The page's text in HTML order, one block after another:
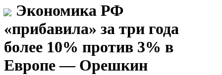
Экономика РФ
«прибавила» за три года
более 10% против 3% в
Европе — Орешкин